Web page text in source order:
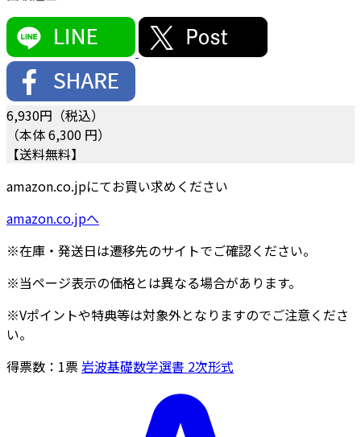
6,930円（税込）
（本体 6,300 円）
【送料無料】
amazon.co.jpにてお買い求めください
amazon.co.jpへ
※在庫・発送日は遷移先のサイトでご確認ください。
※当ページ表示の価格とは異なる場合があります。
※Vポイントや特典等は対象外となりますのでご注意くださ
い。
得票数： 1票岩波基礎数学選書 2次形式